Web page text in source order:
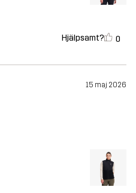
Hjälpsamt? 0
15 maj 2026